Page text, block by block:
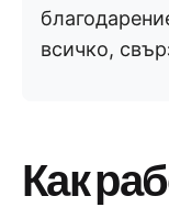
всичко,
Как